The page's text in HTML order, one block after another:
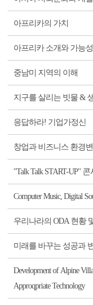
아프리카의 가치
아프리카 소개와 가능성
중남미 지역의 이해
지구를 살리는 빗물 &
응답하라! 기업가정신
창업과 비즈니스 환경
"Talk Talk START-UP"
Computer Music, Digital
우리나라의 ODA 현황
미래를 바꾸는 성공과
Development of Alpine
Approqpriate Technology